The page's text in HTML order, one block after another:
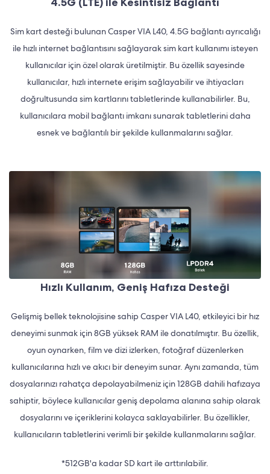
Sim kart desteği bulunan Casper VIA L40, 4.5G bağlantı ayrıcalığı
ile hızlı internet bağlantısını sağlayarak sim kart kullanımı isteyen
kullanıcılar için özel olarak üretilmiştir. Bu özellik sayesinde
kullanıcılar, hızlı internete erişim sağlayabilir ve ihtiyacları
doğrultusunda sim kartlarını tabletlerinde kullanabilirler. Bu,
kullanıcılara mobil bağlantı imkanı sunarak tabletlerini daha
esnek ve bağlantılı bir şekilde kullanmalarını sağlar.
Hızlı Kullanım, Geniş Hafıza Desteği
Gelişmiş bellek teknolojisine sahip Casper VIA L40, etkileyici bir hız
deneyimi sunmak için 8GB yüksek RAM ile donatılmıştır. Bu özellik,
oyun oynarken, film ve dizi izlerken, fotoğraf düzenlerken
kullanıcılarına hızlı ve akıcı bir deneyim sunar. Aynı zamanda, tüm
dosyalarınızı rahatça depolayabilmeniz için 128GB dahili hafızaya
sahiptir, böylece kullanıcılar geniş depolama alanına sahip olarak
dosyalarını ve içeriklerini kolayca saklayabilirler. Bu özellikler,
kullanıcıların tabletlerini verimli bir şekilde kullanmalarını sağlar.
*512GB'a kadar SD kart ile arttırılabilir.